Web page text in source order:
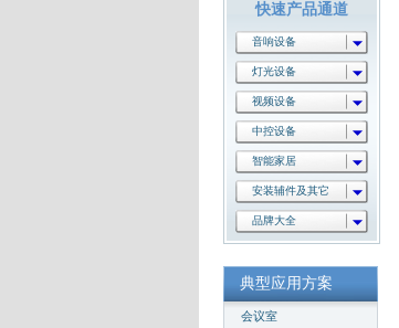
快速产品通道
音响设备
灯光设备
视频设备
中控设备
智能家居
安装辅件及其它
品牌大全
典型应用方案
会议室